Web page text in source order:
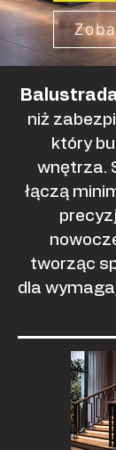
niż
który
wnętrza.
łączą
tworząc
dla